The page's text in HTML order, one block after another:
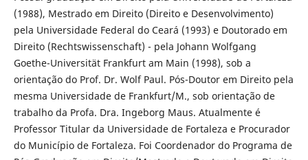
(1988), Mestrado em Direito (Direito e Desenvolvimento)
pela Universidade Federal do Ceará (1993) e Doutorado em
Direito (Rechtswissenschaft) - pela Johann Wolfgang
Goethe-Universität Frankfurt am Main (1998), sob a
orientação do Prof. Dr. Wolf Paul. Pós-Doutor em Direito pela
mesma Universidade de Frankfurt/M., sob orientação de
trabalho da Profa. Dra. Ingeborg Maus. Atualmente é
Professor Titular da Universidade de Fortaleza e Procurador
do Município de Fortaleza. Foi Coordenador do Programa de